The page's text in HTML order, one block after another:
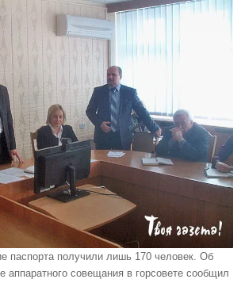
паспорта получили лишь 170 человек. Об
аппаратного совещания в горсовете сообщил